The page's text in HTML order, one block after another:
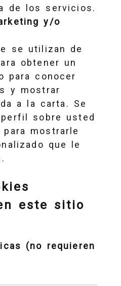
de los servicios.
y/o
se utilizan de
obtener un
para conocer
y mostrar
a la carta. Se
sobre usted
mostrarle
que le
este sitio
(no requieren